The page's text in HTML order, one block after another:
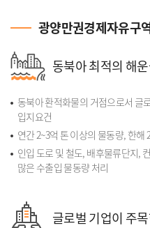
광양만권경제자유구
동북아 최적의 해
동북아 환적화물의 거점으로서 글
입지요건
연간 2~3억 톤 이상의 물동량, 한해
인입 도로 및 철도, 배후물류단지,
많은 수출입 물동량 처리
글로벌 기업이 주